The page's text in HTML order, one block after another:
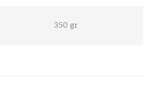
350 gr